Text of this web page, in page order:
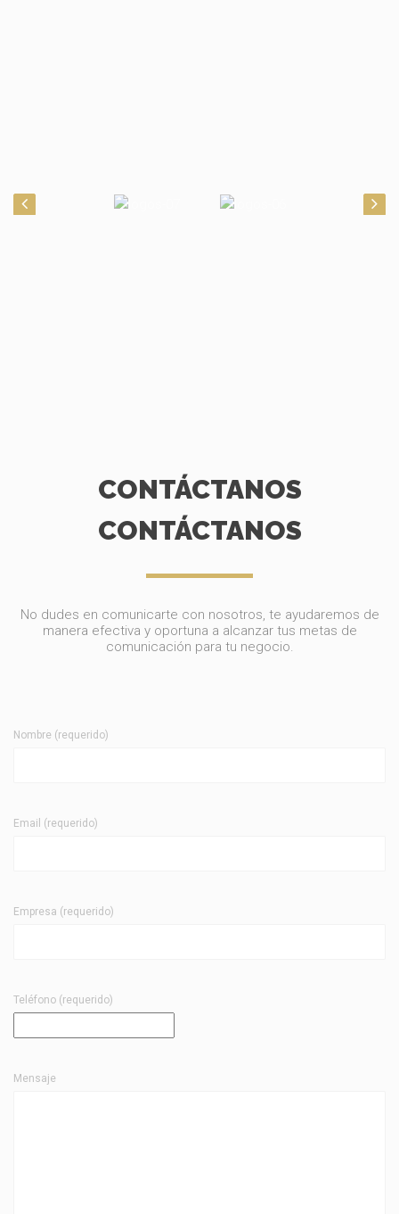
CONTÁCTANOS
CONTÁCTANOS
No dudes en comunicarte con nosotros, te ayudaremos de
manera efectiva y oportuna a alcanzar tus metas de
comunicación para tu negocio.
Nombre (requerido)
Email (requerido)
Empresa (requerido)
Teléfono (requerido)
Mensaje